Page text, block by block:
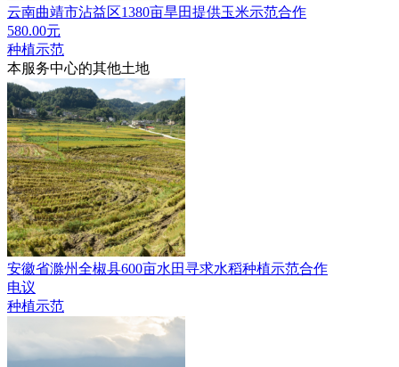
云南曲靖市沾益区1380亩旱田提供玉米示范合作
580.00元
种植示范
本服务中心的其他土地
安徽省滁州全椒县600亩水田寻求水稻种植示范合作
电议
种植示范